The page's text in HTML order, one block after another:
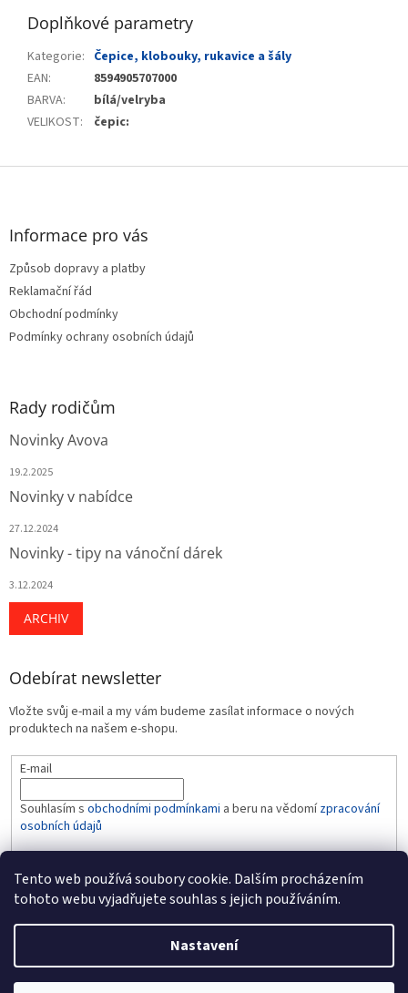
Tento web používá soubory cookie. Dalším procházením
tohoto webu vyjadřujete souhlas s jejich používáním.
Nastavení
Doplňkové parametry
Kategorie: Čepice, klobouky, rukavice a šály
EAN:
8594905707000
BARVA:
bílá/velryba
VELIKOST: čepic:
Z
Informace pro vás
Způsob dopravy a platby
Reklamační řád
Obchodní podmínky
Podmínky ochrany osobních údajů
Rady rodičům
Novinky Avova
19.2.2025
Novinky v nabídce
27.12.2024
Novinky - tipy na vánoční dárek
3.12.2024
ARCHIV
Odebírat newsletter
Vložte svůj e-mail a my vám budeme zasílat informace o nových
produktech na našem e-shopu.
E-mail
Souhlasím s obchodními podmínkami a beru na vědomízpracování
osobních údajů
PŘIHLÁSIT SE
Vytvořil Shoptet